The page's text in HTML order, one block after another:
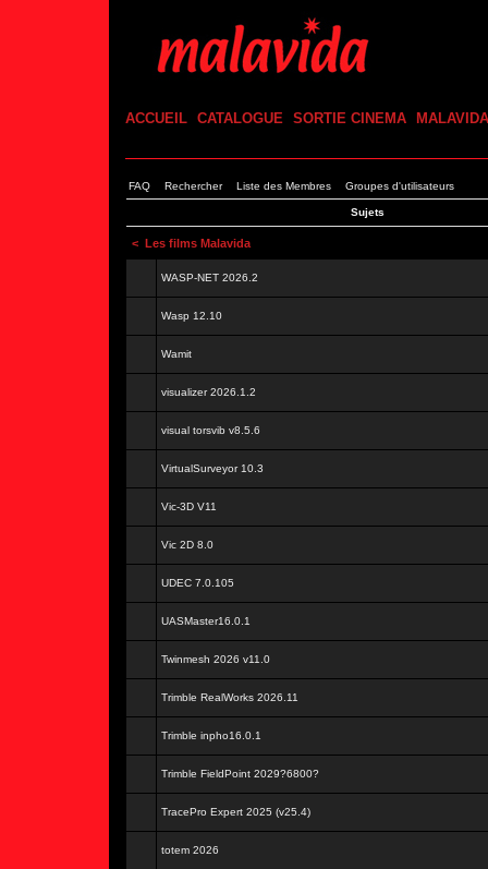
ACCUEIL CATALOGUE SORTIE CINEMA MALAVIDA
FAQ Rechercher Liste des Membres Groupes d'utilisateurs
Sujets
< Les films Malavida
WASP-NET 2026.2
Wasp 12.10
Wamit
visualizer 2026.1.2
visual torsvib v8.5.6
VirtualSurveyor 10.3
Vic-3D V11
Vic 2D 8.0
UDEC 7.0.105
UASMaster16.0.1
Twinmesh 2026 v11.0
Trimble RealWorks 2026.11
Trimble inpho16.0.1
Trimble FieldPoint 2029?6800?
TracePro Expert 2025 (v25.4)
totem 2026